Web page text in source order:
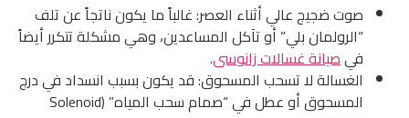
صوت ضجيج عالي أثناء العصر: غالباً ما يكون ناتجاً عن تلف
“الرولمان بلي” أو تآكل المساعدين، وهي مشكلة تتكرر أيضاً
فيصيانة غسالات زانوسى.
الغسالة لا تسحب المسحوق: قد يكون بسبب انسداد في درج
المسحوق أو عطل في “صمام سحب المياه” (Solenoid